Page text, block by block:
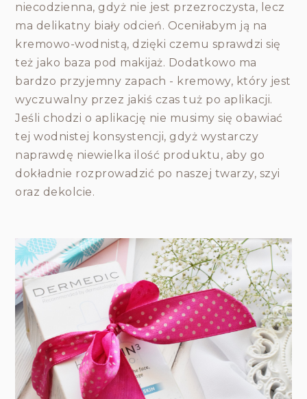
niecodzienna, gdyż nie jest przezroczysta, lecz
ma delikatny biały odcień. Oceniłabym ją na
kremowo-wodnistą, dzięki czemu sprawdzi się
też jako baza pod makijaż. Dodatkowo ma
bardzo przyjemny zapach - kremowy, który jest
wyczuwalny przez jakiś czas tuż po aplikacji.
Jeśli chodzi o aplikację nie musimy się obawiać
tej wodnistej konsystencji, gdyż wystarczy
naprawdę niewielka ilość produktu, aby go
dokładnie rozprowadzić po naszej twarzy, szyi
oraz dekolcie.